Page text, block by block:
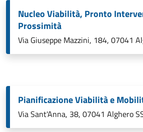
Nucleo Viabilità, Pronto
Prossimità
Via Giuseppe Mazzini, 184, 07041
Pianificazione Viabilità e
Via Sant'Anna, 38, 07041 Alghero